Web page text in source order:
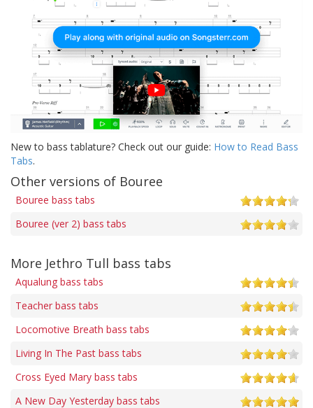
New to bass tablature? Check out our guide: How to Read Bass
Tabs.
Other versions of Bouree
Bouree bass tabs
Bouree (ver 2) bass tabs
More Jethro Tull bass tabs
Aqualung bass tabs
Teacher bass tabs
Locomotive Breath bass tabs
Living In The Past bass tabs
Cross Eyed Mary bass tabs
A New Day Yesterday bass tabs